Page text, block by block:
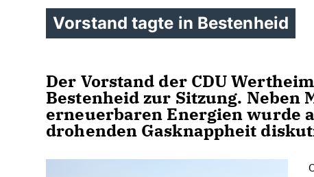
Vorstand tagte in Bestenheid
Der Vorstand der CDU
Bestenheid zur Sitzung.
erneuerbaren Energien wurde
drohenden Gasknappheit